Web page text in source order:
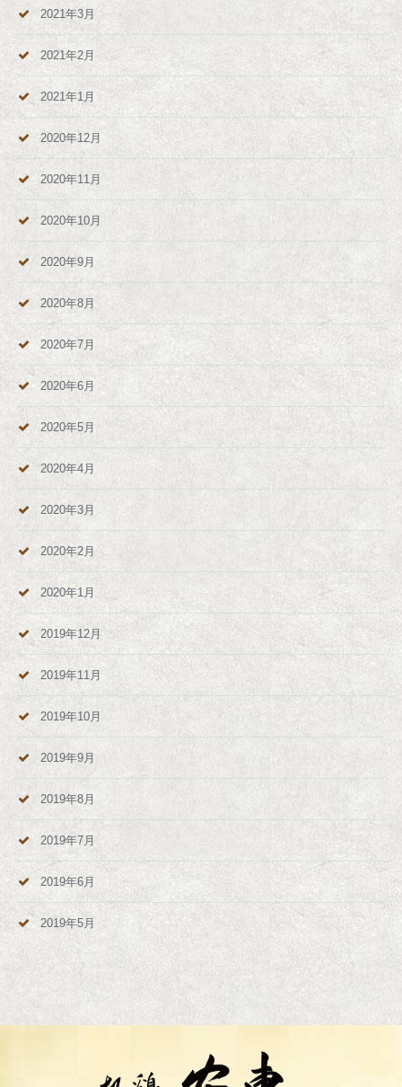
2021年3月
2021年2月
2021年1月
2020年12月
2020年11月
2020年10月
2020年9月
2020年8月
2020年7月
2020年6月
2020年5月
2020年4月
2020年3月
2020年2月
2020年1月
2019年12月
2019年11月
2019年10月
2019年9月
2019年8月
2019年7月
2019年6月
2019年5月